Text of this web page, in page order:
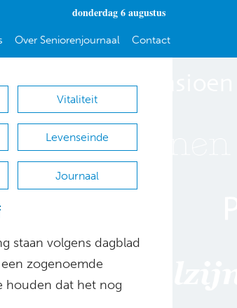
donderdag 6 augustus
Over Seniorenjournaal Contact
Vitaliteit
Levenseinde
Journaal
staan volgens dagblad
zogenoemde
houden dat het nog